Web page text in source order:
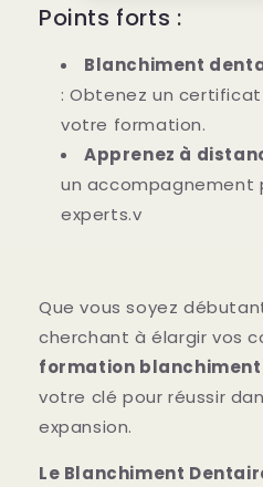
Points forts :
Blanchiment
: Obtenez un
votre formation.
Apprenez à
un accompagnement
experts.v
Que vous soyez
cherchant à élargir vos
formation
votre clé pour réussir
expansion.
Le Blanchiment